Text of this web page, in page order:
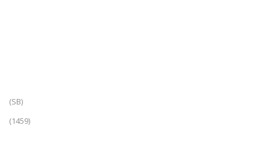
(SB)
(1459)